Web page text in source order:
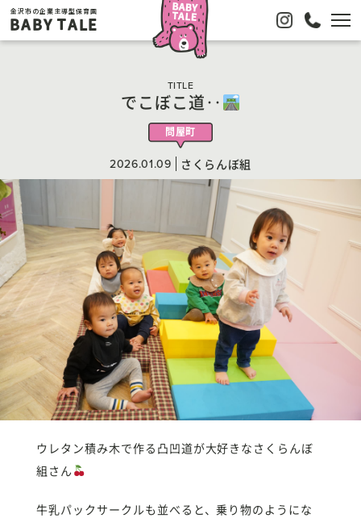
金沢市の企業主導型保育園
BABY TALE
TITLE
でこぼこ道‥
問屋町
2026.01.09 さくらんぼ組
ウレタン積み木で作る凸凹道が大好きなさくらんぼ
組さん
牛乳パックサークルも並べると、乗り物のようにな